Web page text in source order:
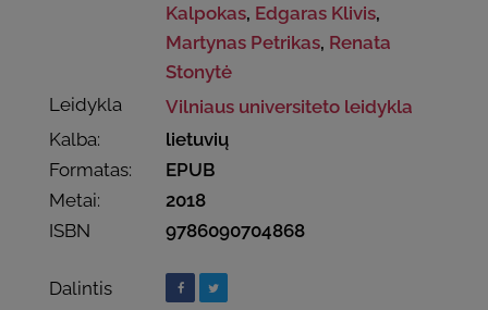
Kalpokas, Edgaras Klivis,
Martynas Petrikas, Renata
Stonytė
Leidykla
Vilniaus universiteto leidykla
Kalba:
lietuvių
Formatas:
EPUB
Metai:
2018
ISBN
9786090704868
Dalintis